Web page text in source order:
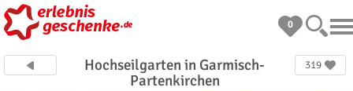
0
Hochseilgarten in Garmisch-
Partenkirchen
319